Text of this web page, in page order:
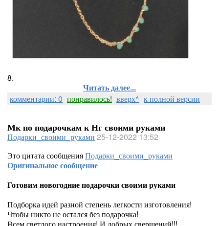
8.
Читать далее...
комментарии: 0 понравилось! вверх^ к полной версии
Мк по подарочкам к Нг своими руками
Подарки_своими_руками 25-12-2022 13:52
Это цитата сообщенияПодарки_своими_руками
Оригинальное сообщение
Готовим новогодние подарочки своими руками
Подборка идей разной степень легкости изготовления!
Чтобы никто не остался без подарочка!